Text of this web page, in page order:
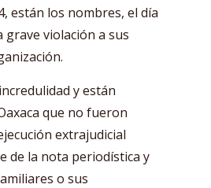
están los nombres, el día
violación a sus
y están
que no fueron
extrajudicial
de la nota periodística y
o sus